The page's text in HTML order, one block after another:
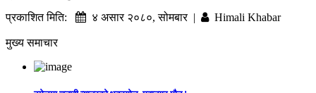
प्रकाशित मिति:
४ असार २०८०, सोमबार | Himali Khabar
मुख्य समाचार